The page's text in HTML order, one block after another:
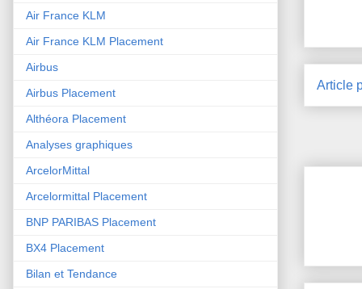
Article
Air France KLM
Air France KLM Placement
Airbus
Airbus Placement
Althéora Placement
Analyses graphiques
ArcelorMittal
Arcelormittal Placement
BNP PARIBAS Placement
BX4 Placement
Bilan et Tendance